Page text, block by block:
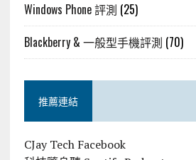
Windows Phone 評測 (25)
Blackberry & 一般型手機評測 (70)
推薦連結
CJay Tech Facebook